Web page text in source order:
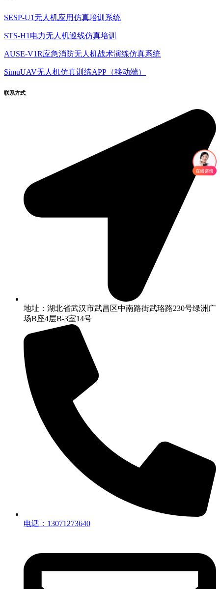
SESP-U1无人机应用仿真培训系统
STS-H1电力无人机巡线仿真培训
AUSE-V1R应急消防无人机战术演练仿真系统
SimuUAV无人机仿真训练APP（移动端）
联系方式
地址：湖北省武汉市武昌区中南路街武珞路230号绿洲广
场B座4层B-3室14号
电话：13071273640